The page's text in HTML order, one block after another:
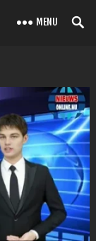
MENU